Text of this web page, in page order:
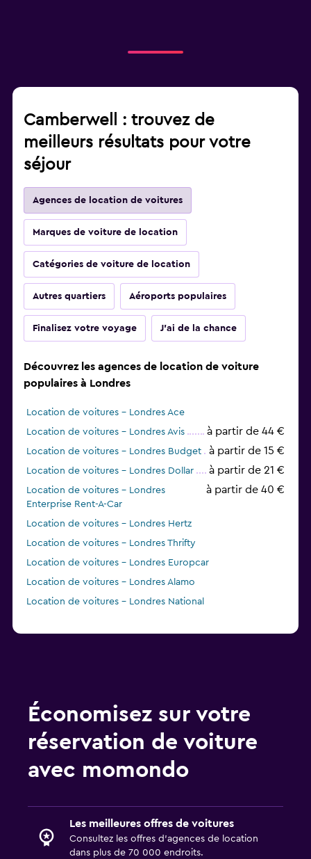
Camberwell : trouvez de
meilleurs résultats pour votre
séjour
Agences de location de voitures
Marques de voiture de location
Catégories de voiture de location
Autres quartiers Aéroports populaires
Finalisez votre voyage J'ai de la chance
Découvrez les agences de location de voiture
populaires à Londres
Location de voitures - Londres Ace
Location de voitures - Londres Avis
à partir de 44 €
Location de voitures - Londres Budget à partir de 15 €
Location de voitures - Londres Dollar à partir de 21 €
Location de voitures - Londres
Enterprise Rent-A-Car
à partir de 40 €
Location de voitures - Londres Hertz
Location de voitures - Londres Thrifty
Location de voitures - Londres Europcar
Location de voitures - Londres Alamo
Location de voitures - Londres National
MOTION
Économisez sur votre
réservation de voiture
avec momondo
Les meilleures offres de voitures
Consultez les offres d’agences de location
dans plus de 70 000 endroits.